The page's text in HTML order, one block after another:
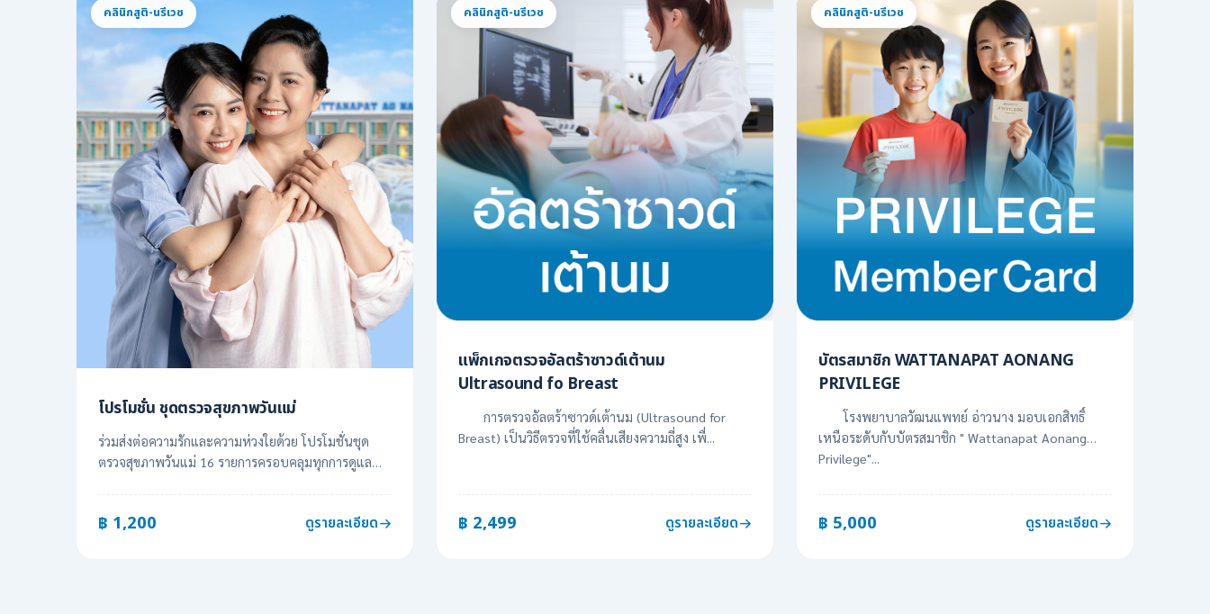
คลินิกสูติ-นรีเวช
โปรโมชั่น ชุดตรวจสุขภาพวันแม่
ร่วมส่งต่อความรักและความห่วงใยด้วย โปรโมชั่นชุด
ตรวจสุขภาพวันแม่ 16 รายการครอบคลุมทุกการดูแล
฿ 1,200 ดูรายละเอียด
คลินิกสูติ-นรีเวช
แพ็กเกจตรวจอัลตร้าซาวด์เต้านม
Ultrasound fo Breast
การตรวจอัลตร้าซาวด์เต้านม (Ultrasound for
Breast) เป็นวิธีตรวจที่ใช้คลื่นเสียงความถี่สูง เพื่...
฿ 2,499 ดูรายละเอียด
คลินิกสูติ-นรีเวช
บัตรสมาชิก WATTANAPAT AONANG
PRIVILEGE
โรงพยาบาลวัฒนแพทย์ อ่าวนาง มอบเอกสิทธิ์
เหนือระดับกับบัตรสมาชิก " Wattanapat Aonang
Privilege"...
฿ 5,000 ดูรายละเอียด